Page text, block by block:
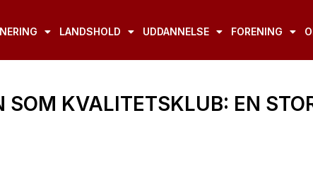
LANDSHOLD UDDANNELSE FORENING
SOM KVALITETSKLUB: EN